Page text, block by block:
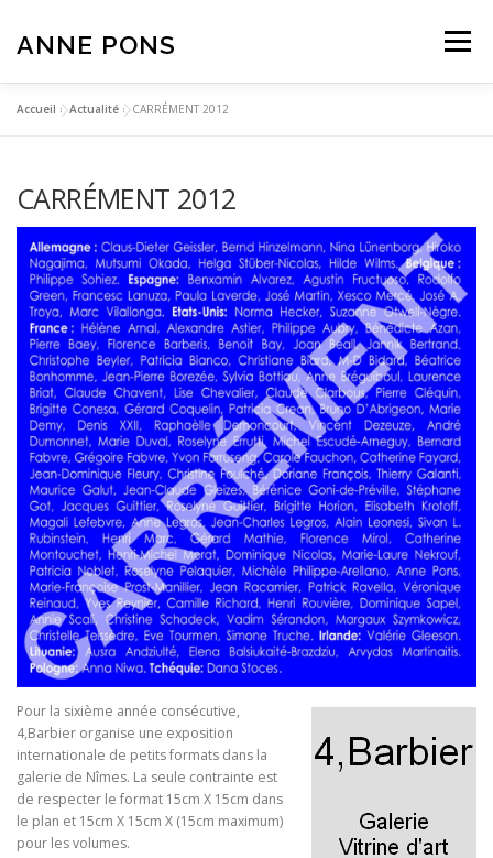
contenu
ANNE PONS Menu
TEXTES CONTACT
Accueil »Actualité »CARRÉMENT 2012
CARRÉMENT 2012
Pour la sixième année consécutive,
4,Barbier organise une exposition
internationale de petits formats dans la
galerie de Nîmes. La seule contrainte est
de respecter le format 15cm X 15cm dans
le plan et 15cm X 15cm X (15cm maximum)
pour les volumes.